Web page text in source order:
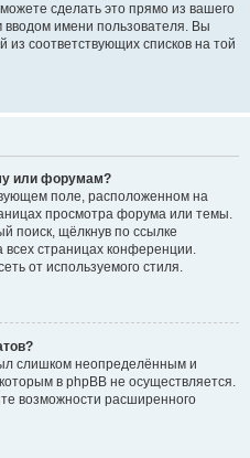
сделать это прямо из вашего
вводом имени пользователя. Вы
из соответствующих списков на той
или форумам?
поле, расположенном на
просмотра форума или темы.
поиск, щёлкнув по ссылке
страницах конференции.
от используемого стиля.
слишком неопределённым и
в phpBB не осуществляется.
возможности расширенного